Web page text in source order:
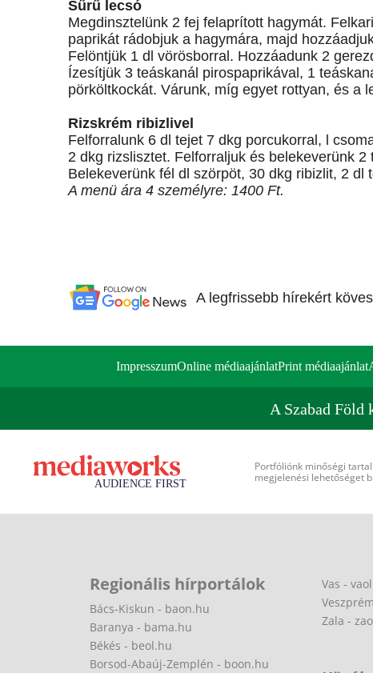
Sűrű lecsó
Megdinsztelünk 2 fej felaprított hagymát.
paprikát rádobjuk a hagymára, majd
Felöntjük 1 dl vörösborral. Hozzáadunk 2
Ízesítjük 3 teáskanál pirospaprikával, 1
pörköltkockát. Várunk, míg egyet rottyan, és a
Rizskrém ribizlivel
Felforralunk 6 dl tejet 7 dkg porcukorral, l
2 dkg rizslisztet. Felforraljuk és belekeverünk
Belekeverünk fél dl szörpöt, 30 dkg ribizlit, 2
A menü ára 4 személyre: 1400 Ft.
A legfrissebb hírekért
ImpresszumOnline médiaajánlatPrint médiaajánlat
A Szabad
Portfóliónk minőségi
megjelenési lehetőséget
Regionális hírportálok
Bács-Kiskun - baon.hu
Baranya - bama.hu
Békés - beol.hu
Borsod-Abaúj-Zemplén - boon.hu
Vas -
Zala -